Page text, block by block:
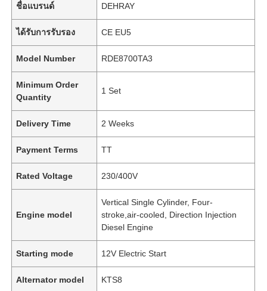
ชื่อแบรนด์ DEHRAY
ได้รับการรับรอง CE EU5
Model Number RDE8700TA3
Minimum Order
Quantity
1 Set
Delivery Time 2 Weeks
Payment Terms TT
Rated Voltage 230/400V
Engine model
Vertical Single Cylinder, Four-
stroke,air-cooled, Direction Injection
Diesel Engine
Starting mode 12V Electric Start
Alternator model KTS8